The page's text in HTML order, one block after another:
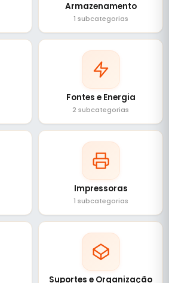
Armazenamento
1 subcategorias
Fontes e Energia
2 subcategorias
Impressoras
1 subcategorias
Suportes e Organização